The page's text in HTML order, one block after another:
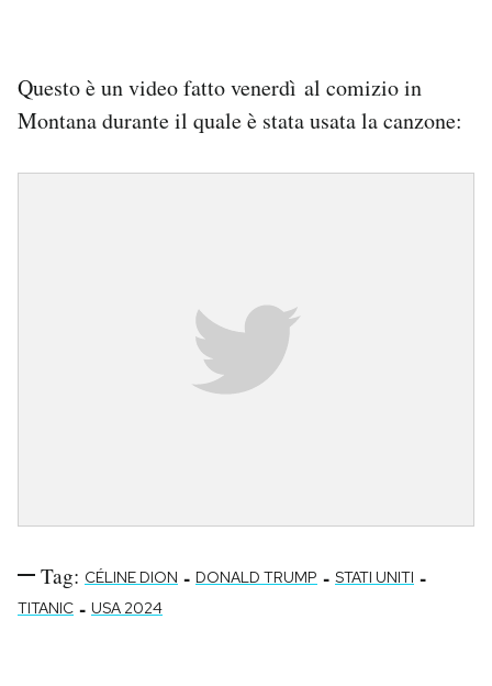
Questo è un video fatto venerdì al comizio in
Montana durante il quale è stata usata la canzone:
Tag: CÉLINE DION - DONALD TRUMP - STATI UNITI -
TITANIC - USA 2024